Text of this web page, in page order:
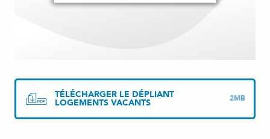
TÉLÉCHARGER LE DÉPLIANT
LOGEMENTS VACANTS 2MB